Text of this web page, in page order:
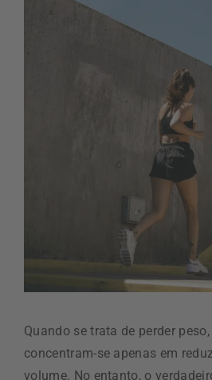
Quando se trata de perder
concentram-se apenas em
volume. No entanto, o